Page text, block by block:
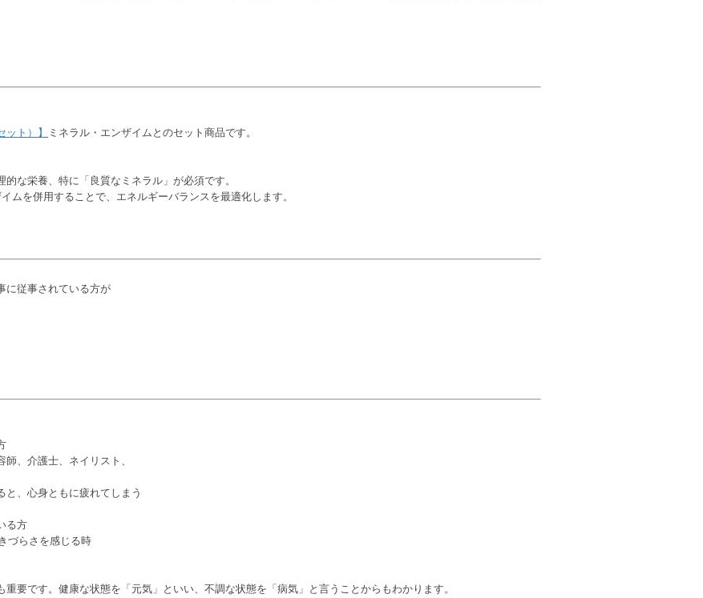
ト）】
ミネラル・エンザイムとのセット商品です。
な栄養、特に「良質なミネラル」が必須です。
ムを併用することで、エネルギーバランスを最適化します。
に従事されている方が
、介護士、ネイリスト、
と、心身ともに疲れてしまう
る方
づらさを感じる時
要です。健康な状態を「元気」といい、不調な状態を「病気」と言うことからもわかります。